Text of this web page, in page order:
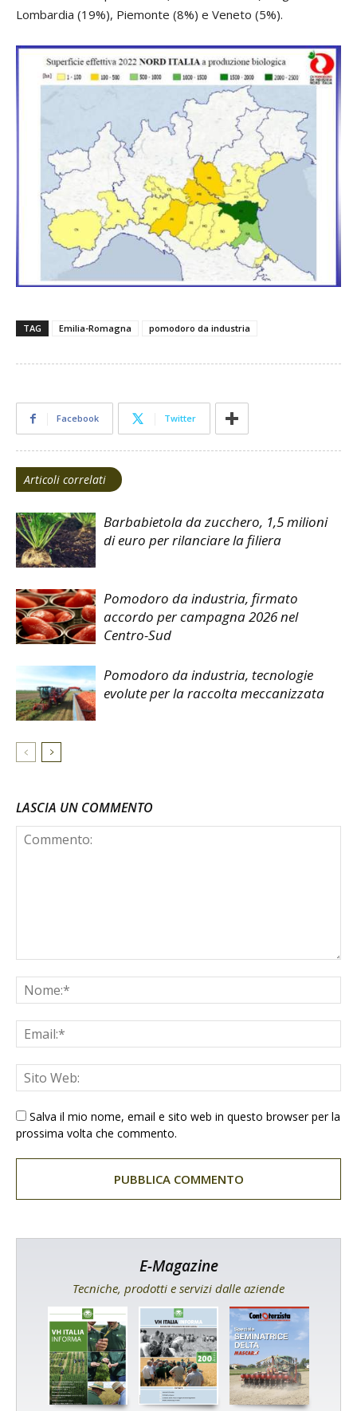
Lombardia (19%), Piemonte (8%) e Veneto (5%).
TAG Emilia-Romagna pomodoro da industria
Facebook Twitter
Articoli correlati
Barbabietola da zucchero, 1,5 milioni
di euro per rilanciare la filiera
Pomodoro da industria, firmato
accordo per campagna 2026 nel
Centro-Sud
Pomodoro da industria, tecnologie
evolute per la raccolta meccanizzata
LASCIA UN COMMENTO
Salva il mio nome, email e sito web in questo browser per la
prossima volta che commento.
E-Magazine
Tecniche, prodotti e servizi dalle aziende